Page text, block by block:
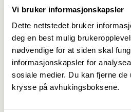
Vi bruker informasjonskapsler
Dette nettstedet bruker
deg en best mulig
nødvendige for at siden skal
informasjonskapsler for
sosiale medier. Du kan fjerne
krysse på avhukingsboksene.
underernæring og overvekt
Sporsheim, snakka om kva
med for helsefagarbeidarar
Dag to starta med
Christine Tonning som er
akuttmottaket på Haukeland